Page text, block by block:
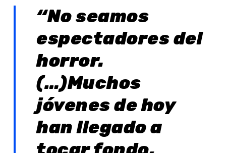
“No seamos
espectadores del
horror.
(…)Muchos
jóvenes de hoy
han llegado a